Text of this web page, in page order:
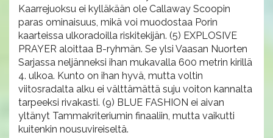
Kaarrejuoksu ei kylläkään ole Callaway Scoopin
paras ominaisuus, mikä voi muodostaa Porin
kaarteissa ulkoradoilla riskitekijän. (5) EXPLOSIVE
PRAYER aloittaa B-ryhmän. Se ylsi Vaasan Nuorten
Sarjassa neljänneksi ihan mukavalla 600 metrin kirillä
4. ulkoa. Kunto on ihan hyvä, mutta voltin
viitosradalta alku ei välttämättä suju voiton kannalta
tarpeeksi rivakasti. (9) BLUE FASHION ei aivan
yltänyt Tammakriteriumin finaaliin, mutta vaikutti
kuitenkin nousuvireiseltä.